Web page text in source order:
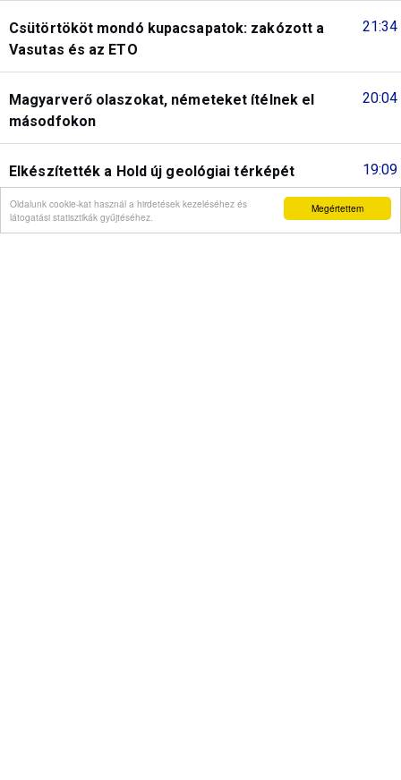
Megértettem
Oldalunk cookie-kat használ a hirdetések kezeléséhez és
látogatási statisztikák gyűjtéséhez.
21:34
Csütörtököt mondó kupacsapatok: zakózott a
Vasutas és az ETO
20:04
Magyarverő olaszokat, németeket ítélnek el
másodfokon
19:09
Elkészítették a Hold új geológiai térképét
18:07
Ősszel elindulhat a személyforgalom a Budapest-